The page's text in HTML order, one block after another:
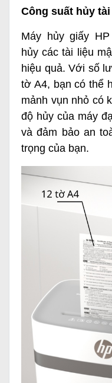
Công suất hủy
Máy hủy giấy HP
hủy các tài liệu
hiệu quả. Với số
tờ A4, bạn có thể
mảnh vụn nhỏ có
độ hủy của máy
và đảm bảo an
trọng của bạn.